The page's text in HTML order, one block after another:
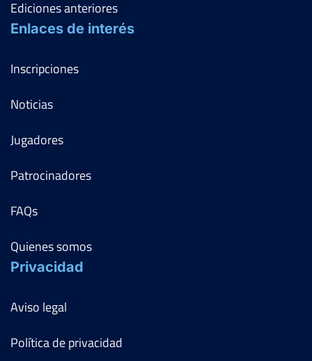
Ediciones anteriores
Enlaces de interés
Inscripciones
Noticias
Jugadores
Patrocinadores
FAQs
Quienes somos
Privacidad
Aviso legal
Política de privacidad